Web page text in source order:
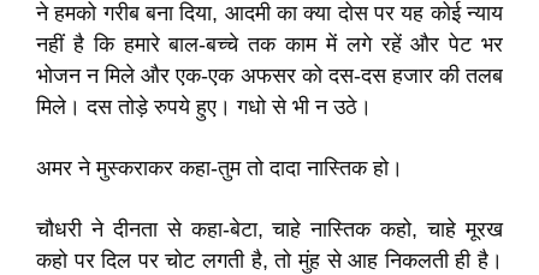
ने हमको गरीब बना दिया, आदमी का क्या दोस पर यह कोई न्याय
नहीं है कि हमारे बाल-बच्चे तक काम में लगे रहें और पेट भर
भोजन न मिले और एक-एक अफसर को दस-दस हजार की तलब
मिले। दस तोड़े रुपये हुए। गधो से भी न उठे।
अमर ने मुस्कराकर कहा-तुम तो दादा नास्तिक हो।
चौधरी ने दीनता से कहा-बेटा, चाहे नास्तिक कहो, चाहे मूरख
कहो पर दिल पर चोट लगती है, तो मुंह से आह निकलती ही है।